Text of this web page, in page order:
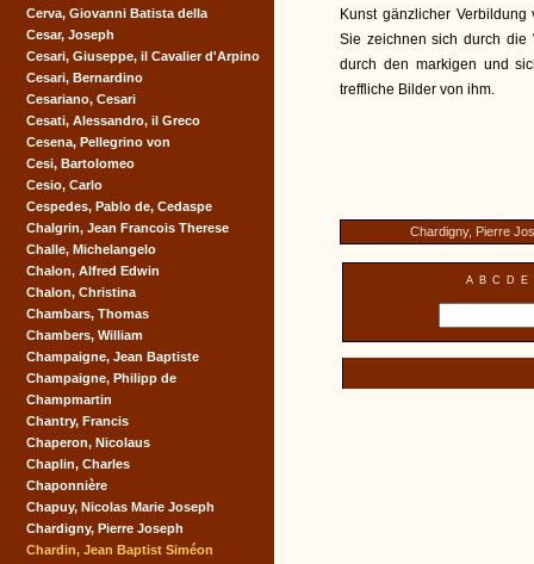
Kunst gänzlicher
Sie zeichnen sich durch die
durch den markigen und
treffliche Bilder von ihm.
Chardigny, Pierre
A B C D E
Cerva, Giovanni Batista della
Cesar, Joseph
Cesari, Giuseppe, il Cavalier d'Arpino
Cesari, Bernardino
Cesariano, Cesari
Cesati, Alessandro, il Greco
Cesena, Pellegrino von
Cesi, Bartolomeo
Cesio, Carlo
Cespedes, Pablo de, Cedaspe
Chalgrin, Jean Francois Therese
Challe, Michelangelo
Chalon, Alfred Edwin
Chalon, Christina
Chambars, Thomas
Chambers, William
Champaigne, Jean Baptiste
Champaigne, Philipp de
Champmartin
Chantry, Francis
Chaperon, Nicolaus
Chaplin, Charles
Chaponnière
Chapuy, Nicolas Marie Joseph
Chardigny, Pierre Joseph
Chardin, Jean Baptist Siméon